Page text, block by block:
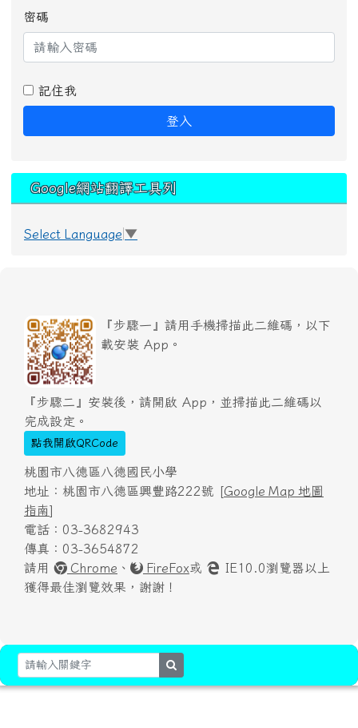
密碼
記住我
登入
Google網站翻譯工具列
Select Language ▼
『步驟一』請用手機掃描此二維碼，以下
載安裝 App。
『步驟二』安裝後，請開啟 App，並掃描此二維碼以
完成設定。
點我開啟QRCode
桃園市八德區八德國民小學
地址：桃園市八德區興豐路222號 [Google Map 地圖
指南]
電話：03-3682943
傳真：03-3654872
請用
Chrome 、 FireFox或
IE10.0瀏覽器以上
獲得最佳瀏覽效果，謝謝！